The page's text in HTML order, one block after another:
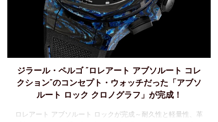
ジラール・ペルゴ ”ロレアート アブソルート コレ
クション”のコンセプト・ウォッチだった「アブソ
ルート ロック クロノグラフ」が完成！
ロレアート アブソルート ロックが完成～耐久性と軽量性、革